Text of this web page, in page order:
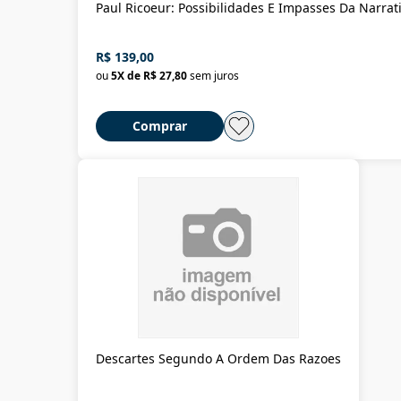
Paul Ricoeur: Possibilidades E Impasses Da
R$ 139,00
ou5X de R$ 27,80sem juros
Comprar
Descartes Segundo A Ordem Das Razoes